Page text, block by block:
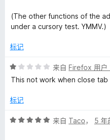
(The other functions of the
under a cursory test. YMMV.)
标记
评
分
/
来自 Firefox 用户
This not work when close
标记
评
来自 Taco， 5 年